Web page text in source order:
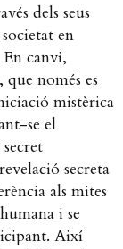
dels seus
en
canvi,
només es
mistèrica
se el
secreta
als mites
i se
Així